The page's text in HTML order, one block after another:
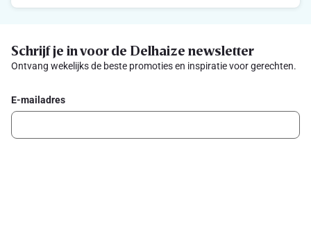
Schrijf je in voor de Delhaize newsletter
Ontvang wekelijks de beste promoties en inspiratie voor gerechten.
E-mailadres